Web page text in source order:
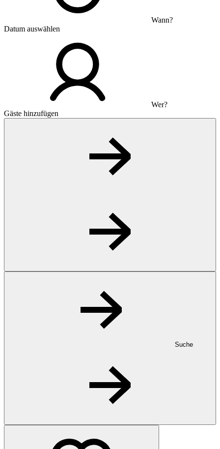
Wann?
Datum auswählen
Wer?
Gäste hinzufügen
Suche